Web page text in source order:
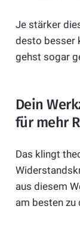
Je stärker
desto besser
gehst sogar
Dein
für mehr
Das klingt
aus diesem
am besten zu